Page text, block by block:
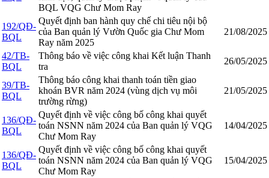
BQL VQG Chư Mom Ray
192/QĐ-
BQL
Quyết định ban hành quy chế chi tiêu nội bộ
của Ban quản lý Vườn Quốc gia Chư Mom
Ray năm 2025
21/08/2025
42/TB-
BQL
Thông báo về việc công khai Kết luận Thanh
tra
26/05/2025
39/TB-
BQL
Thông báo công khai thanh toán tiền giao
khoán BVR năm 2024 (vùng dịch vụ môi
trường rừng)
21/05/2025
136/QĐ-
BQL
Quyết định về việc công bố công khai quyết
toán NSNN năm 2024 của Ban quản lý VQG
Chư Mom Ray
14/04/2025
136/QĐ-
BQL
Quyết định về việc công bố công khai quyết
toán NSNN năm 2024 của Ban quản lý VQG
Chư Mom Ray
15/04/2025